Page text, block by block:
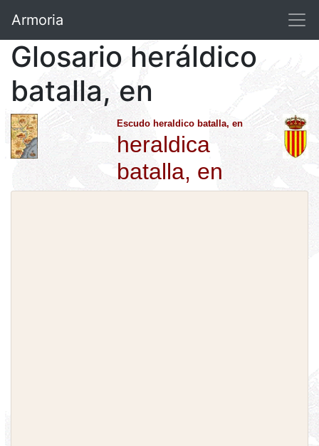
Armoria
Glosario heráldico
batalla, en
Escudo heraldico batalla, en
heraldica
batalla, en